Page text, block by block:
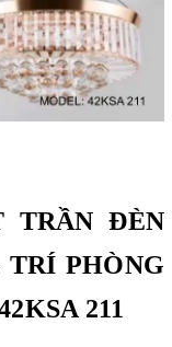
TRẦN ĐÈN
TRÍ PHÒNG
211